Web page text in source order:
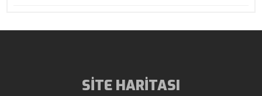
SİTE HARİTASI